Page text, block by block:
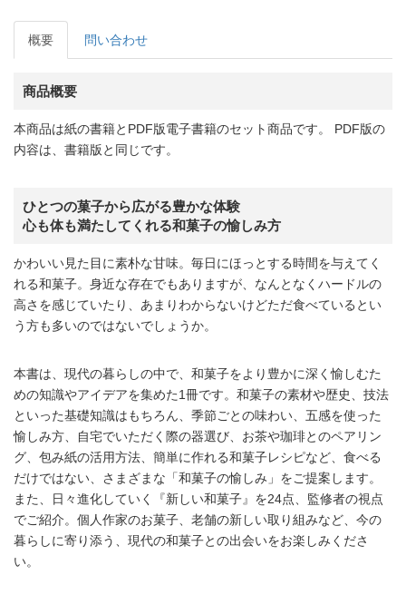
概要 問い合わせ
商品概要
本商品は紙の書籍とPDF版電子書籍のセット商品です。 PDF版の
内容は、書籍版と同じです。
ひとつの菓子から広がる豊かな体験
心も体も満たしてくれる和菓子の愉しみ方
かわいい見た目に素朴な甘味。毎日にほっとする時間を与えてく
れる和菓子。身近な存在でもありますが、なんとなくハードルの
高さを感じていたり、あまりわからないけどただ食べているとい
う方も多いのではないでしょうか。
本書は、現代の暮らしの中で、和菓子をより豊かに深く愉しむた
めの知識やアイデアを集めた1冊です。和菓子の素材や歴史、技法
といった基礎知識はもちろん、季節ごとの味わい、五感を使った
愉しみ方、自宅でいただく際の器選び、お茶や珈琲とのペアリン
グ、包み紙の活用方法、簡単に作れる和菓子レシピなど、食べる
だけではない、さまざまな「和菓子の愉しみ」をご提案します。
また、日々進化していく『新しい和菓子』を24点、監修者の視点
でご紹介。個人作家のお菓子、老舗の新しい取り組みなど、今の
暮らしに寄り添う、現代の和菓子との出会いをお楽しみくださ
い。